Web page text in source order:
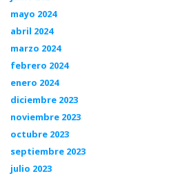
mayo 2024
abril 2024
marzo 2024
febrero 2024
enero 2024
diciembre 2023
noviembre 2023
octubre 2023
septiembre 2023
julio 2023